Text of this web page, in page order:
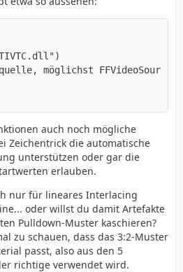
auch noch mögliche
Zeichentrick die automatische
unterstützen oder gar die
erlauben.
nur für lineares Interlacing
oder willst du damit Artefakte
Pulldown-Muster kaschieren?
zu schauen, dass das 3:2-Muster
passt, also aus den 5
richtige verwendet wird.